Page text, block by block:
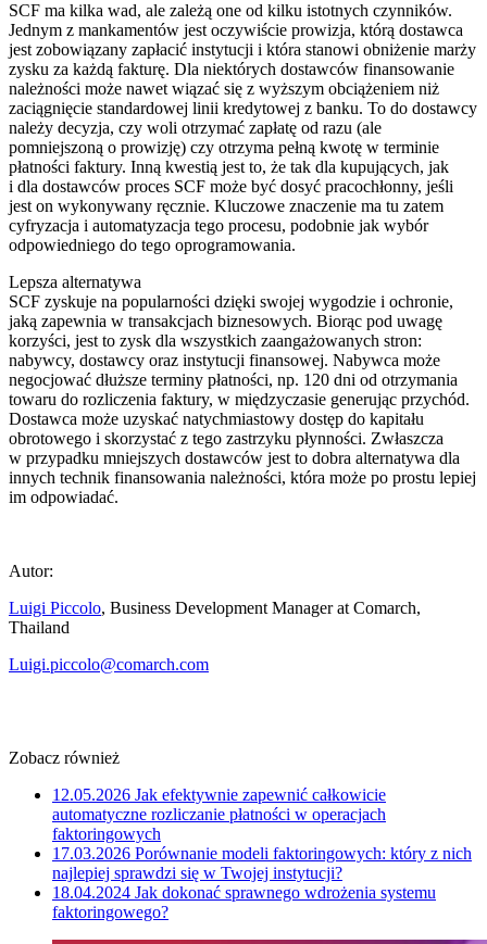
SCF ma kilka wad, ale zależą one od kilku istotnych czynników.
Jednym z mankamentów jest oczywiście prowizja, którą dostawca
jest zobowiązany zapłacić instytucji i która stanowi obniżenie marży
zysku za każdą fakturę. Dla niektórych dostawców finansowanie
należności może nawet wiązać się z wyższym obciążeniem niż
zaciągnięcie standardowej linii kredytowej z banku. To do dostawcy
należy decyzja, czy woli otrzymać zapłatę od razu (ale
pomniejszoną o prowizję) czy otrzyma pełną kwotę w terminie
płatności faktury. Inną kwestią jest to, że tak dla kupujących, jak
i dla dostawców proces SCF może być dosyć pracochłonny, jeśli
jest on wykonywany ręcznie. Kluczowe znaczenie ma tu zatem
cyfryzacja i automatyzacja tego procesu, podobnie jak wybór
odpowiedniego do tego oprogramowania.
Lepsza alternatywa
SCF zyskuje na popularności dzięki swojej wygodzie i ochronie,
jaką zapewnia w transakcjach biznesowych. Biorąc pod uwagę
korzyści, jest to zysk dla wszystkich zaangażowanych stron:
nabywcy, dostawcy oraz instytucji finansowej. Nabywca może
negocjować dłuższe terminy płatności, np. 120 dni od otrzymania
towaru do rozliczenia faktury, w międzyczasie generując przychód.
Dostawca może uzyskać natychmiastowy dostęp do kapitału
obrotowego i skorzystać z tego zastrzyku płynności. Zwłaszcza
w przypadku mniejszych dostawców jest to dobra alternatywa dla
innych technik finansowania należności, która może po prostu lepiej
im odpowiadać.
Autor:
Luigi Piccolo, Business Development Manager at Comarch,
Thailand
Luigi.piccolo@comarch.com
Zobacz również
12.05.2026 Jak efektywnie zapewnić całkowicie
automatyczne rozliczanie płatności w operacjach
faktoringowych
17.03.2026 Porównanie modeli faktoringowych: który z nich
najlepiej sprawdzi się w Twojej instytucji?
18.04.2024 Jak dokonać sprawnego wdrożenia systemu
faktoringowego?